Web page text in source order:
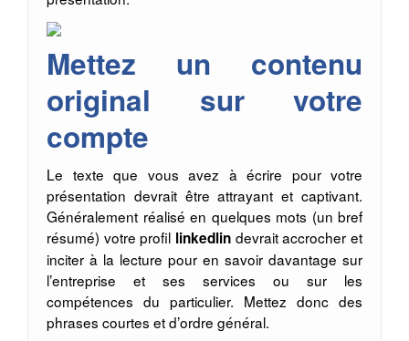
Mettez un contenu
original sur votre
compte
Le texte que vous avez à écrire pour votre
présentation devrait être attrayant et captivant.
Généralement réalisé en quelques mots (un bref
résumé) votre profil linkedlin devrait accrocher et
inciter à la lecture pour en savoir davantage sur
l’entreprise et ses services ou sur les
compétences du particulier. Mettez donc des
phrases courtes et d’ordre général.